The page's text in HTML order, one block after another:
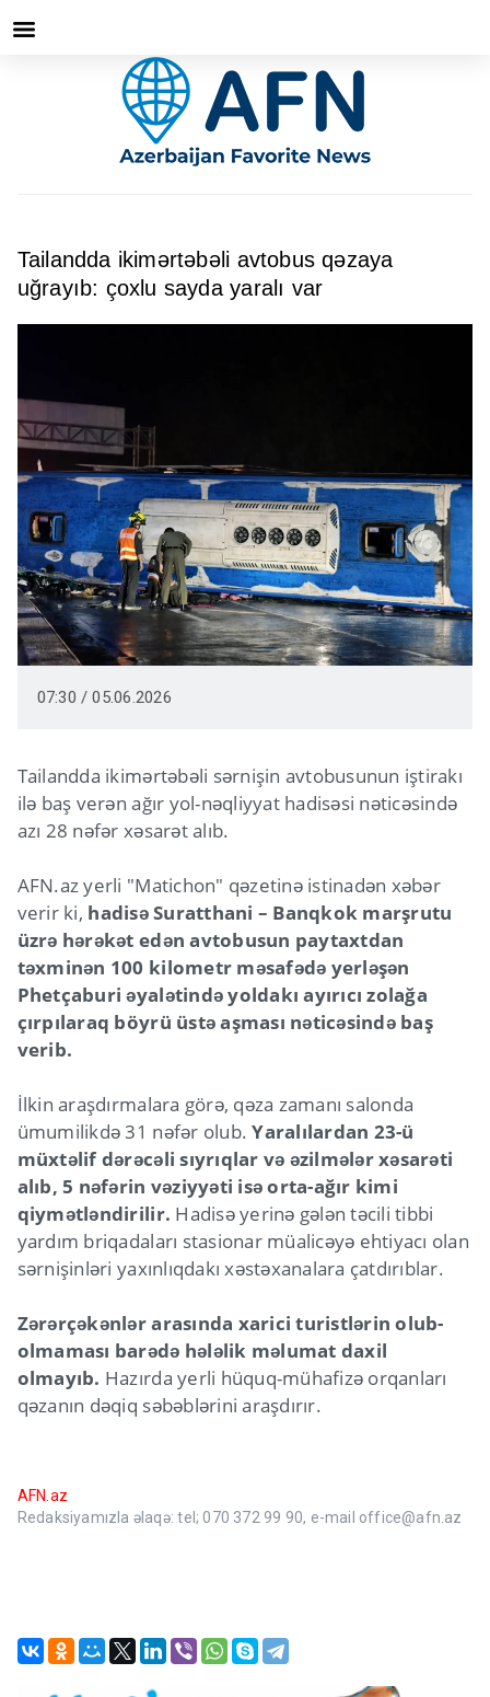
Tailandda ikimərtəbəli avtobus qəzaya
uğrayıb: çoxlu sayda yaralı var
07:30 / 05.06.2026
Tailandda ikimərtəbəli sərnişin avtobusunun iştirakı
ilə baş verən ağır yol-nəqliyyat hadisəsi nəticəsində
azı 28 nəfər xəsarət alıb.
AFN.az yerli "Matichon" qəzetinə istinadən xəbər
verir ki, hadisə Suratthani – Banqkok marşrutu
üzrə hərəkət edən avtobusun paytaxtdan
təxminən 100 kilometr məsafədə yerləşən
Phetçaburi əyalətində yoldakı ayırıcı zolağa
çırpılaraq böyrü üstə aşması nəticəsində baş
verib.
İlkin araşdırmalara görə, qəza zamanı salonda
ümumilikdə 31 nəfər olub.Yaralılardan 23-ü
müxtəlif dərəcəli sıyrıqlar və əzilmələr xəsarəti
alıb, 5 nəfərin vəziyyəti isə orta-ağır kimi
qiymətləndirilir. Hadisə yerinə gələn təcili tibbi
yardım briqadaları stasionar müalicəyə ehtiyacı olan
sərnişinləri yaxınlıqdakı xəstəxanalara çatdırıblar.
Zərərçəkənlər arasında xarici turistlərin olub-
olmaması barədə hələlik məlumat daxil
olmayıb. Hazırda yerli hüquq-mühafizə orqanları
qəzanın dəqiq səbəblərini araşdırır.
AFN.az
Redaksiyamızla əlaqə: tel; 070 372 99 90, e-mail office@afn.az